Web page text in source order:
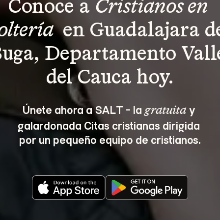
Conoce a Cristianos en
en Guadalajara
Departamento
del Cauca hoy.
Únete ahora a SALT - la gratuita y
galardonada Citas cristianas dirigida
por un pequeño equipo de cristianos.